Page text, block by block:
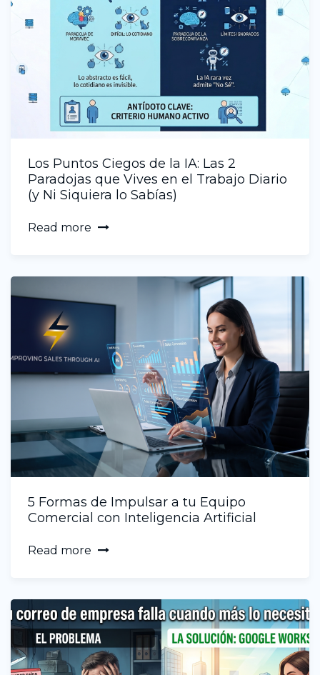
Los Puntos Ciegos de la IA: Las 2
Paradojas que Vives en el Trabajo Diario
(y Ni Siquiera lo Sabías)
Read more
5 Formas de Impulsar a tu Equipo
Comercial con Inteligencia Artificial
Read more